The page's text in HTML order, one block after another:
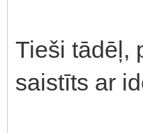
Tieši tādēļ,
saistīts ar